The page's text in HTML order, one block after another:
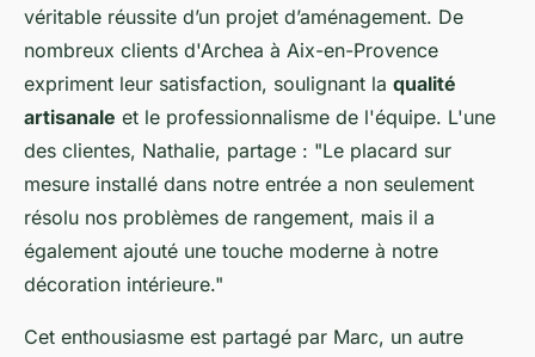
véritable réussite d’un projet d’aménagement. De
nombreux clients d'Archea à Aix-en-Provence
expriment leur satisfaction, soulignant la qualité
artisanale et le professionnalisme de l'équipe. L'une
des clientes, Nathalie, partage : "Le placard sur
mesure installé dans notre entrée a non seulement
résolu nos problèmes de rangement, mais il a
également ajouté une touche moderne à notre
décoration intérieure."
Cet enthousiasme est partagé par Marc, un autre